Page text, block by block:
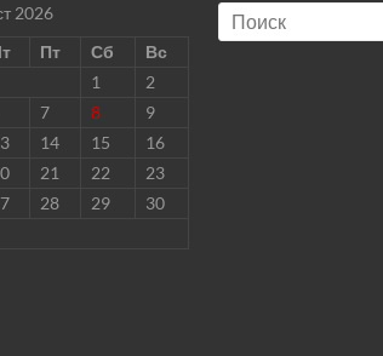
2026
Пт Сб
Вс
1
2
7 8
9
14 15
16
21 22
23
28 29
30